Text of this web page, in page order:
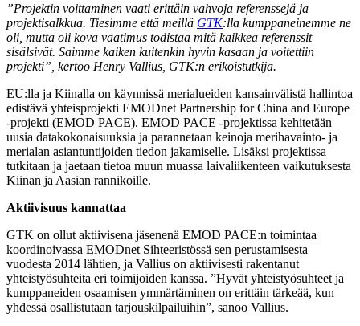
”Projektin voittaminen vaati erittäin vahvoja referenssejä ja
projektisalkkua. Tiesimme että meillä GTK:lla kumppaneinemme ne
oli, mutta oli kova vaatimus todistaa mitä kaikkea referenssit
sisälsivät. Saimme kaiken kuitenkin hyvin kasaan ja voitettiin
projekti”, kertoo Henry Vallius, GTK:n erikoistutkija.
EU:lla ja Kiinalla on käynnissä merialueiden kansainvälistä hallintoa
edistävä yhteisprojekti EMODnet Partnership for China and Europe
-projekti (EMOD PACE). EMOD PACE -projektissa kehitetään
uusia datakokonaisuuksia ja parannetaan keinoja merihavainto- ja
merialan asiantuntijoiden tiedon jakamiselle. Lisäksi projektissa
tutkitaan ja jaetaan tietoa muun muassa laivaliikenteen vaikutuksesta
Kiinan ja Aasian rannikoille.
Aktiivisuus kannattaa
GTK on ollut aktiivisena jäsenenä EMOD PACE:n toimintaa
koordinoivassa EMODnet Sihteeristössä sen perustamisesta
vuodesta 2014 lähtien, ja Vallius on aktiivisesti rakentanut
yhteistyösuhteita eri toimijoiden kanssa. ”Hyvät yhteistyösuhteet ja
kumppaneiden osaamisen ymmärtäminen on erittäin tärkeää, kun
yhdessä osallistutaan tarjouskilpailuihin”, sanoo Vallius.